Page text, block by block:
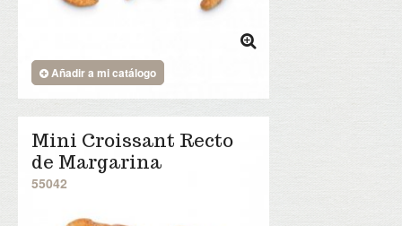
Añadir a mi catálogo
Mini Croissant Recto
de Margarina
55042